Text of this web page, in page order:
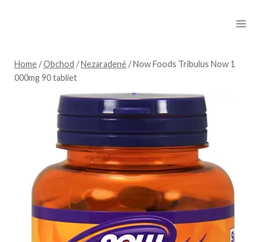
Home /Obchod /Nezaradené /Now Foods Tribulus Now 1
000mg 90 tabliet